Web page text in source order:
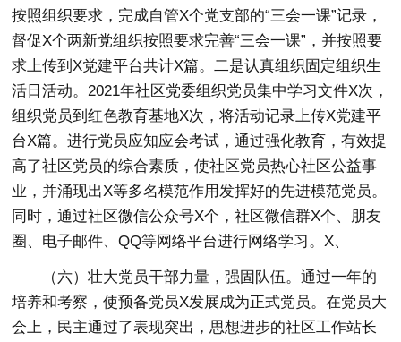
按照组织要求，完成自管X个党支部的“三会一课”记录，
督促X个两新党组织按照要求完善“三会一课”，并按照要
求上传到X党建平台共计X篇。二是认真组织固定组织生
活日活动。2021年社区党委组织党员集中学习文件X次，
组织党员到红色教育基地X次，将活动记录上传X党建平
台X篇。进行党员应知应会考试，通过强化教育，有效提
高了社区党员的综合素质，使社区党员热心社区公益事
业，并涌现出X等多名模范作用发挥好的先进模范党员。
同时，通过社区微信公众号X个，社区微信群X个、朋友
圈、电子邮件、QQ等网络平台进行网络学习。X、
（六）壮大党员干部力量，强固队伍。通过一年的
培养和考察，使预备党员X发展成为正式党员。在党员大
会上，民主通过了表现突出，思想进步的社区工作站长